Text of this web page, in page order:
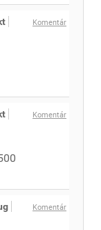
Komentár
Komentár
Komentár